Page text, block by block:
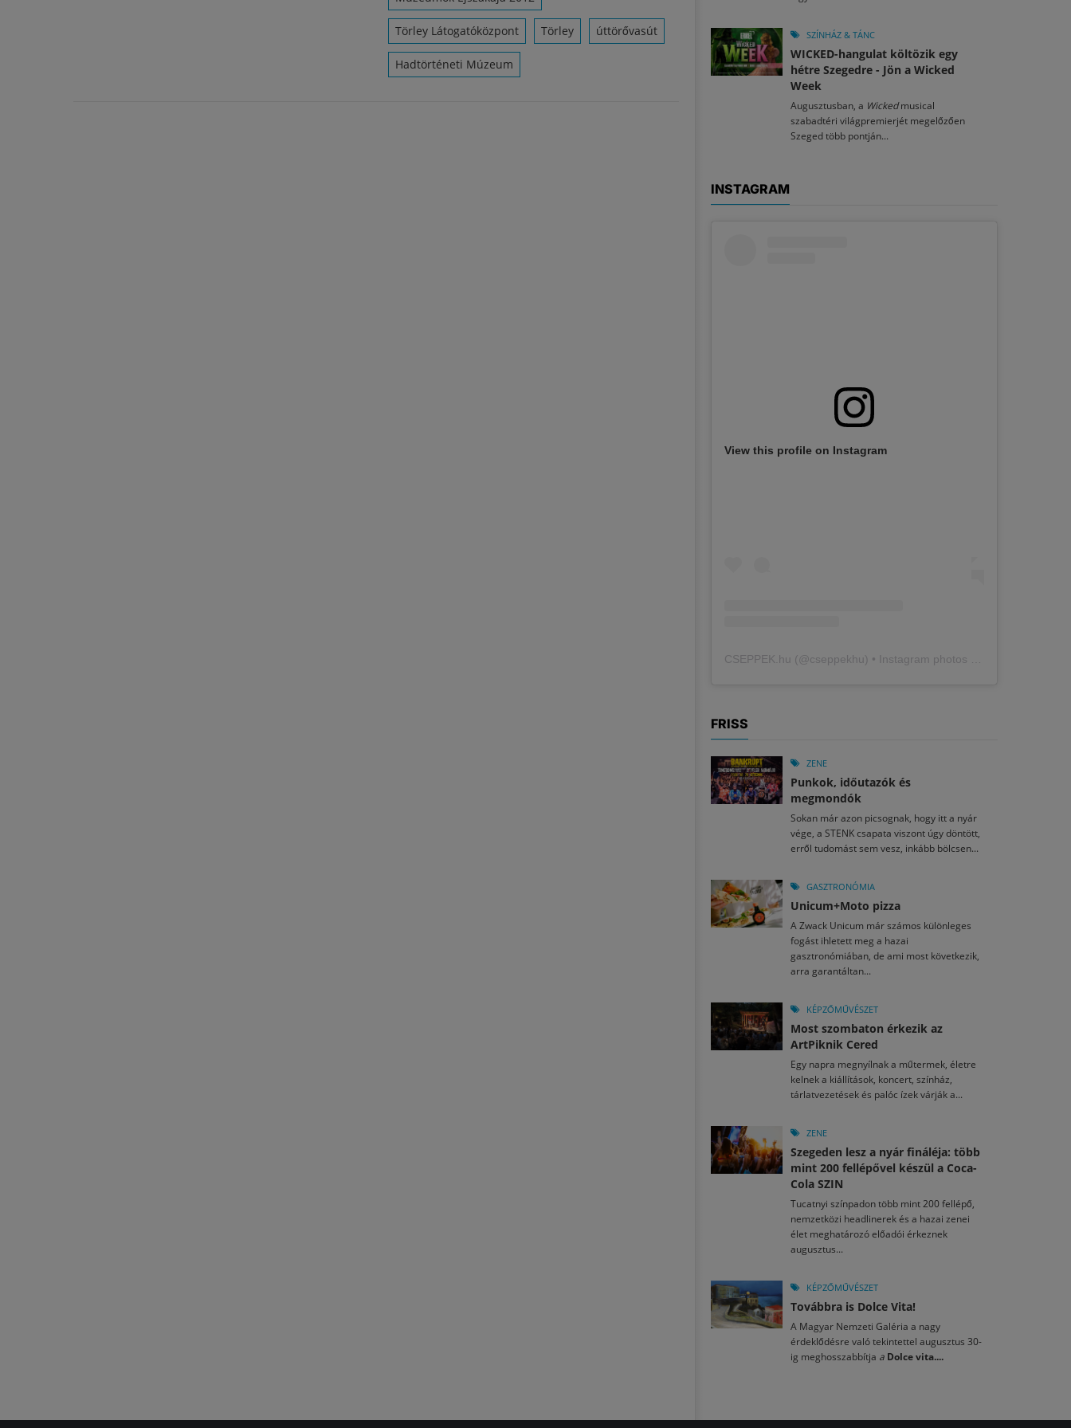
Törley Látogatóközpont Törley úttörővasút
Hadtörténeti Múzeum
SZÍNHÁZ & TÁNC
WICKED-hangulat költözik egy
hétre Szegedre - Jön a Wicked
Week
Augusztusban, a Wickedmusical
szabadtéri világpremierjét megelőzően
Szeged több pontján...
INSTAGRAM
View this profile on Instagram
CSEPPEK.hu (@cseppekhu ) • Instagram photos and videos
FRISS
ZENE
Punkok, időutazók és
megmondók
Sokan már azon picsognak, hogy itt a nyár
vége, a STENK csapata viszont úgy döntött,
erről tudomást sem vesz, inkább bölcsen...
GASZTRONÓMIA
Unicum+Moto pizza
A Zwack Unicum már számos különleges
fogást ihletett meg a hazai
gasztronómiában, de ami most következik,
arra garantáltan...
KÉPZŐMŰVÉSZET
Most szombaton érkezik az
ArtPiknik Cered
Egy napra megnyílnak a műtermek, életre
kelnek a kiállítások, koncert, színház,
tárlatvezetések és palóc ízek várják a...
ZENE
Szegeden lesz a nyár fináléja: több
mint 200 fellépővel készül a Coca-
Cola SZIN
Tucatnyi színpadon több mint 200 fellépő,
nemzetközi headlinerek és a hazai zenei
élet meghatározó előadói érkeznek
augusztus...
KÉPZŐMŰVÉSZET
Továbbra is Dolce Vita!
A Magyar Nemzeti Galéria a nagy
érdeklődésre való tekintettel augusztus 30-
ig meghosszabbítja a Dolce vita....